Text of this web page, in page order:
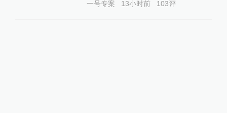
一号专案 13小时前 103评